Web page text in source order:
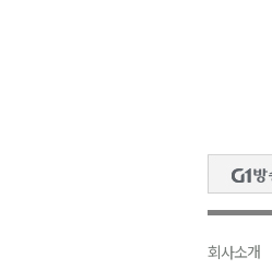
회사소개